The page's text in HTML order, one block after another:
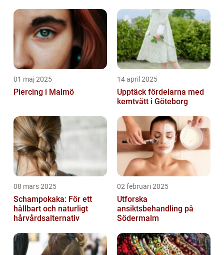
01 maj 2025
Piercing i Malmö
14 april 2025
Upptäck fördelarna med
kemtvätt i Göteborg
08 mars 2025
Schampokaka: För ett
hållbart och naturligt
hårvårdsalternativ
02 februari 2025
Utforska
ansiktsbehandling på
Södermalm